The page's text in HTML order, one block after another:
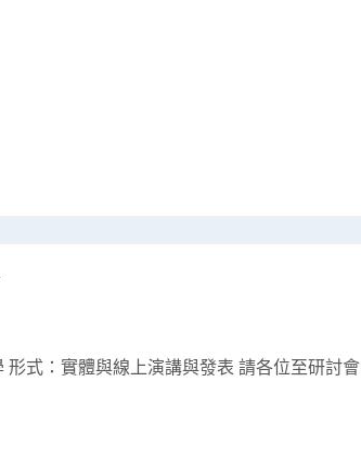
式：實體與線上演講與發表 請各位至研討會